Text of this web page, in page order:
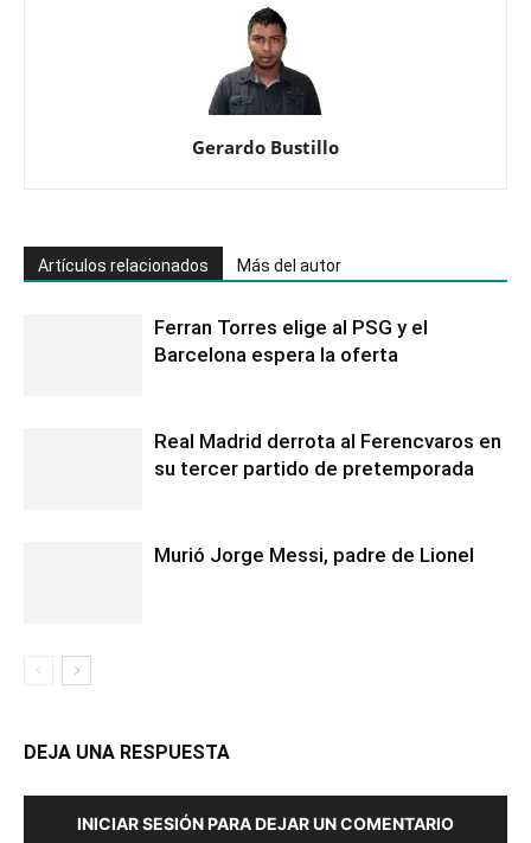
Gerardo Bustillo
Artículos relacionados Más del autor
Ferran Torres elige al PSG y el
Barcelona espera la oferta
Real Madrid derrota al Ferencvaros en
su tercer partido de pretemporada
Murió Jorge Messi, padre de Lionel
DEJA UNA RESPUESTA
INICIAR SESIÓN PARA DEJAR UN COMENTARIO